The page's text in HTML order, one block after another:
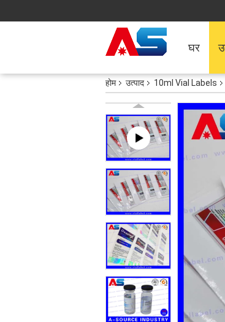
घर
होम उत्पाद 10ml Vial Labels